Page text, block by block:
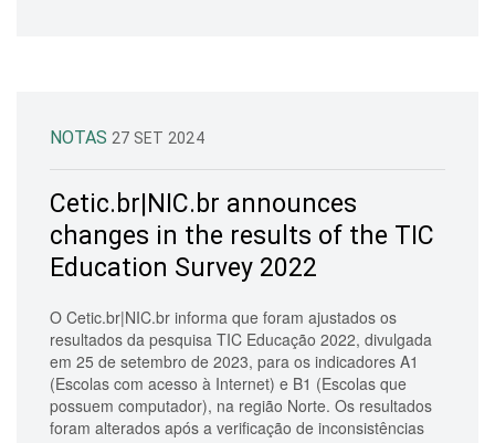
NOTAS 27 SET 2024
Cetic.br|NIC.br announces
changes in the results of the TIC
Education Survey 2022
O Cetic.br|NIC.br informa que foram ajustados os
resultados da pesquisa TIC Educação 2022, divulgada
em 25 de setembro de 2023, para os indicadores A1
(Escolas com acesso à Internet) e B1 (Escolas que
possuem computador), na região Norte. Os resultados
foram alterados após a verificação de inconsistências